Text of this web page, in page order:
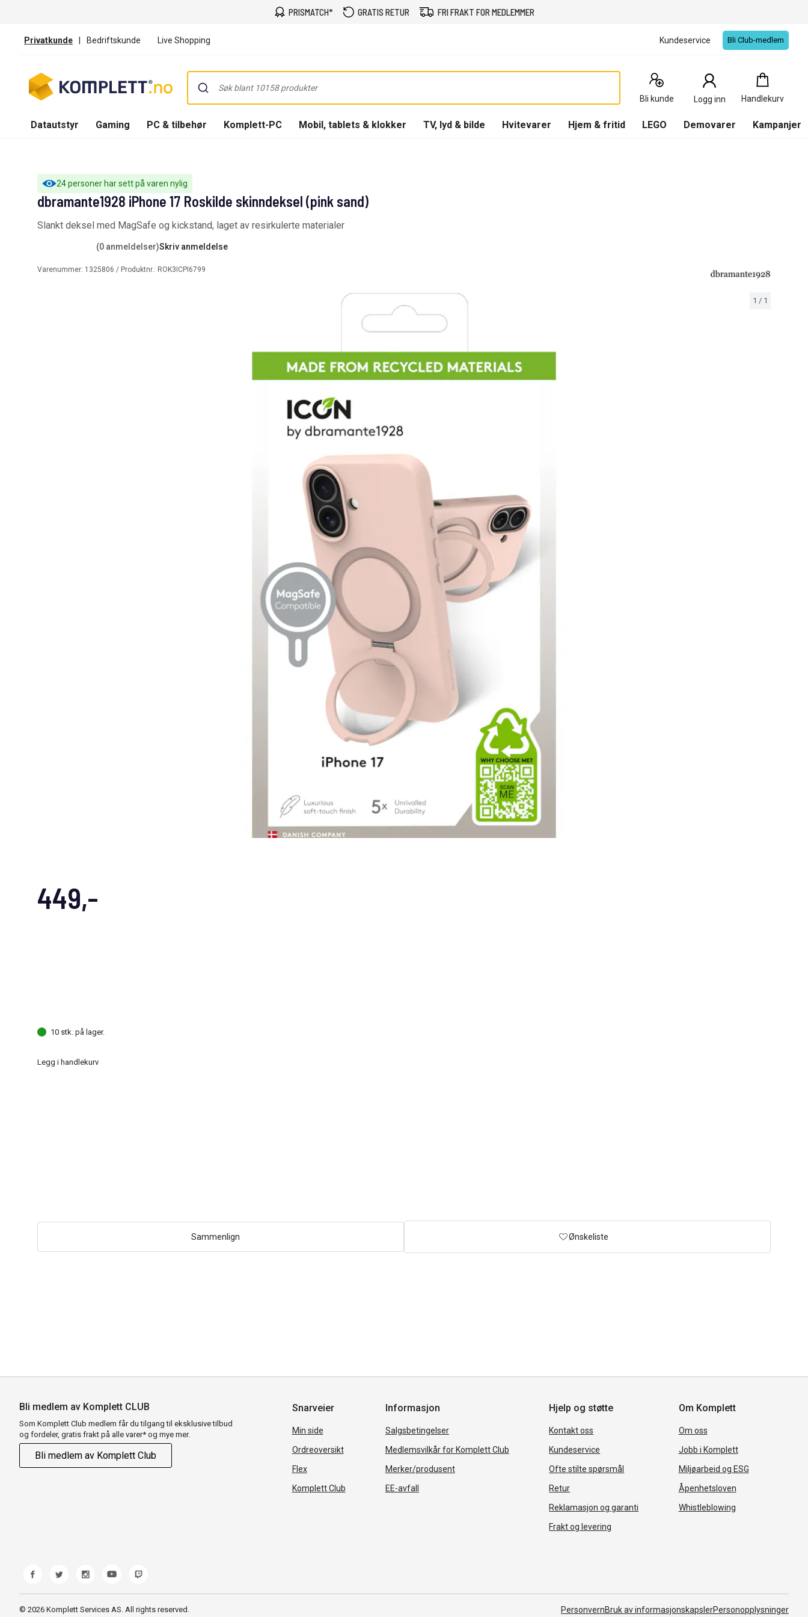
PRISMATCH* GRATIS RETUR FRI FRAKT FOR MEDLEMMER
Privatkunde | Bedriftskunde Live Shopping Kundeservice Bli Club-medlem
Bli kunde Logg inn Handlekurv
Handlekurv
0
Produkter
Datautstyr Gaming PC & tilbehør Komplett-PC Mobil, tablets & klokker TV, lyd & bilde Hvitevarer Hjem & fritid LEGO Demovarer Kampanjer
24 personer har sett på varen nylig
1 / 1
dbramante1928 iPhone 17 Roskilde skinndeksel (pink sand)
Slankt deksel med MagSafe og kickstand, laget av resirkulerte materialer
(0 anmeldelser)Skriv anmeldelse
Varenummer: 1325806 / Produktnr.: ROK3ICPI6799
449,-
10 stk. på lager.
Legg i handlekurv
Sammenlign Ønskeliste
Bli medlem av Komplett CLUB
Som Komplett Club medlem får du tilgang til eksklusive tilbud
og fordeler, gratis frakt på alle varer* og mye mer.
Bli medlem av Komplett Club
Snarveier
Min side
Ordreoversikt
Flex
Komplett Club
Informasjon
Salgsbetingelser
Medlemsvilkår for Komplett Club
Merker/produsent
EE-avfall
Hjelp og støtte
Kontakt oss
Kundeservice
Ofte stilte spørsmål
Retur
Reklamasjon og garanti
Frakt og levering
Om Komplett
Om oss
Jobb i Komplett
Miljøarbeid og ESG
Åpenhetsloven
Whistleblowing
© 2026 Komplett Services AS. All rights reserved. PersonvernBruk av informasjonskapslerPersonopplysninger